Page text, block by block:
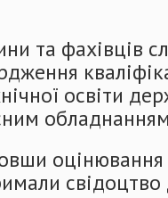
та фахівців
освіти
оцінювання
свідоцтво